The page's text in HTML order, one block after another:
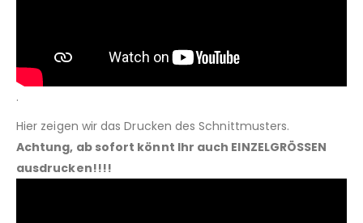
.
Hier zeigen wir das Drucken des Schnittmusters.
Achtung, ab sofort könnt Ihr auch EINZELGRÖSSEN
ausdrucken!!!!